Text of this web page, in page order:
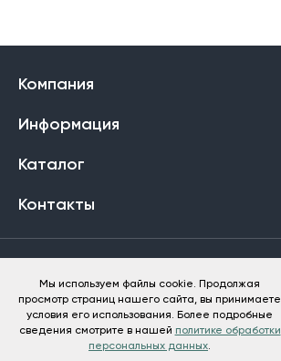
Компания
Информация
Каталог
Контакты
Баракат-Текс © 2013-2026
Мы используем файлы cookie. Продолжая
просмотр страниц нашего сайта, вы принимаете
условия его использования. Более подробные
сведения смотрите в нашей политике обработки
персональных данных.